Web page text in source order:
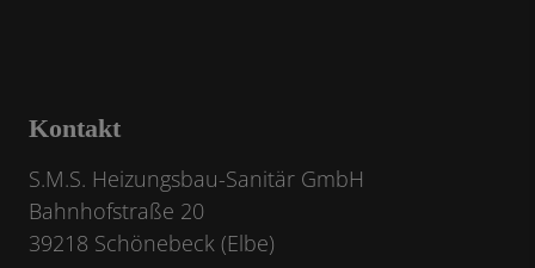
Kontakt
S.M.S. Heizungsbau-Sanitär GmbH
Bahnhofstraße 20
39218 Schönebeck (Elbe)